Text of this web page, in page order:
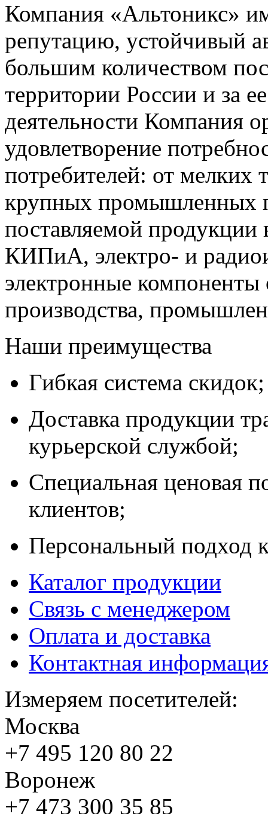
Компания «Альтоникс»
репутацию, устойчивый
большим количеством
территории России и за
деятельности Компания
удовлетворение
потребителей: от мелких
крупных промышленных
поставляемой продукции
КИПиА, электро- и
электронные компоненты
производства,
Наши преимущества
Гибкая система скидок;
Доставка продукции
курьерской службой;
Специальная ценовая
клиентов;
Персональный подход
Каталог продукции
Связь с менеджером
Оплата и доставка
Контактная
Измеряем посетителей:
Москва
+7 495 120 80 22
Воронеж
+7 473 300 35 85